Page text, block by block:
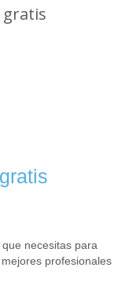
gratis
necesitas para
profesionales